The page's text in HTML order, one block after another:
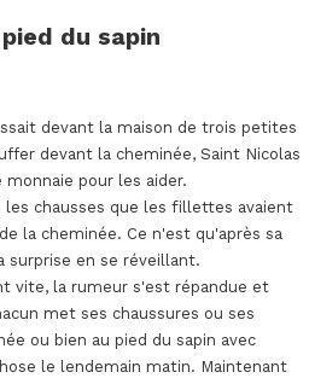
du sapin
devant la maison de trois petites
devant la cheminée, Saint Nicolas
pour les aider.
les chausses que les fillettes avaient
la cheminée. Ce n'est qu'après sa
surprise en se réveillant.
vite, la rumeur s'est répandue et
met ses chaussures ou ses
ou bien au pied du sapin avec
le lendemain matin. Maintenant